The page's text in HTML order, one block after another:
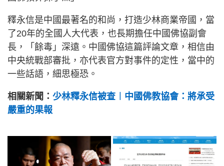
釋永信是中國最著名的和尚，打造少林商業帝國，當
了20年的全國人大代表，也長期擔任中國佛協副會
長，「餘毒」深遠。中國佛協這篇評論文章，相信由
中央統戰部審批，亦代表官方對事件的定性，當中的
一些話語，細思極恐。
相關新聞： 少林釋永信被查︱中國佛教協會：將承受
嚴重的果報